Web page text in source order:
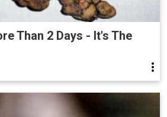
Than 2 Days - It's The